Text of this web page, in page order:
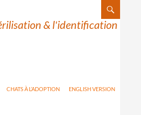
& l'identification
CHATS À L’ADOPTION ENGLISH VERSION